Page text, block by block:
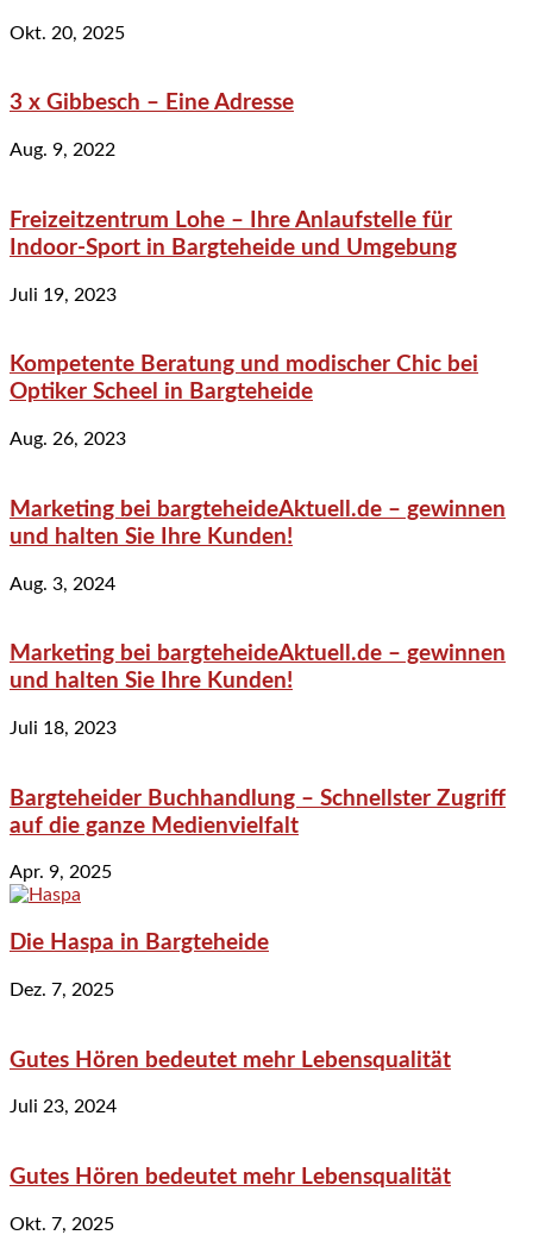
Okt. 20, 2025
3 x Gibbesch – Eine Adresse
Aug. 9, 2022
Freizeitzentrum Lohe – Ihre Anlaufstelle für
Indoor-Sport in Bargteheide und Umgebung
Juli 19, 2023
Kompetente Beratung und modischer Chic bei
Optiker Scheel in Bargteheide
Aug. 26, 2023
Marketing bei bargteheideAktuell.de – gewinnen
und halten Sie Ihre Kunden!
Aug. 3, 2024
Marketing bei bargteheideAktuell.de – gewinnen
und halten Sie Ihre Kunden!
Juli 18, 2023
Bargteheider Buchhandlung – Schnellster Zugriff
auf die ganze Medienvielfalt
Apr. 9, 2025
Die Haspa in Bargteheide
Dez. 7, 2025
Gutes Hören bedeutet mehr Lebensqualität
Juli 23, 2024
Gutes Hören bedeutet mehr Lebensqualität
Okt. 7, 2025